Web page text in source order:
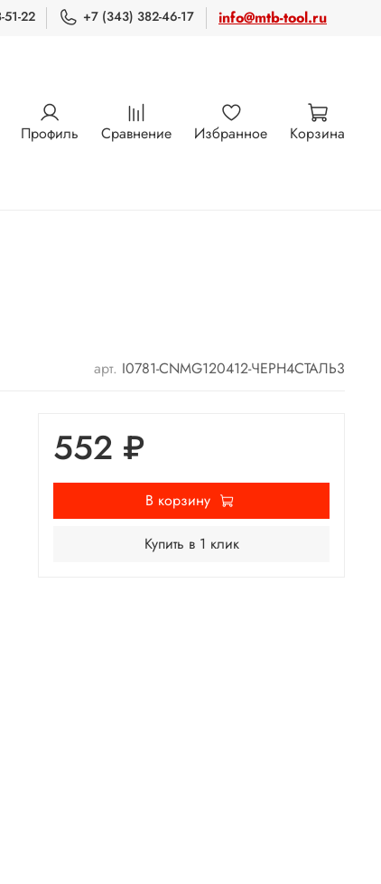
22 +7 (343) 382-46-17 info@mtb-tool.ru
Профиль Сравнение Избранное Корзина
арт. I0781-CNMG120412-ЧЕРН4СТАЛЬ3
552 ₽
В корзину
Купить в 1 клик